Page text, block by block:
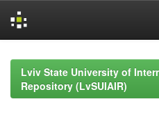
navigationLviv State University of
Repository (LvSUIAIR)